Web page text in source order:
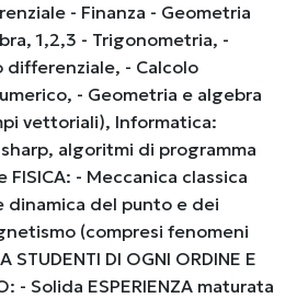
- Finanza - Geometria
1,2,3 - Trigonometria, -
differenziale, - Calcolo
- Geometria e algebra
vettoriali), Informatica:
algoritmi di programma
- Meccanica classica
dinamica del punto e dei
(compresi fenomeni
DI OGNI ORDINE E
- Solida ESPERIENZA maturata